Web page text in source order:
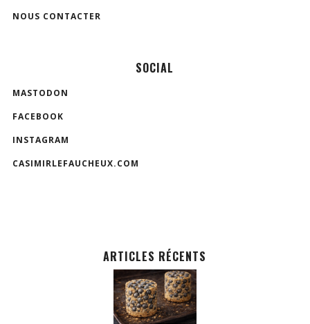
NOUS CONTACTER
SOCIAL
MASTODON
FACEBOOK
INSTAGRAM
CASIMIRLEFAUCHEUX.COM
ARTICLES RÉCENTS